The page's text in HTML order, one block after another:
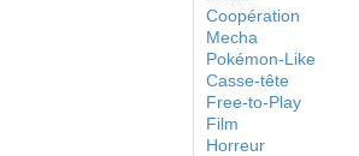
Coopération
Mecha
Pokémon-Like
Casse-tête
Free-to-Play
Film
Horreur